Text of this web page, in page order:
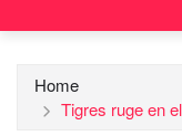
Home
Tigres ruge en